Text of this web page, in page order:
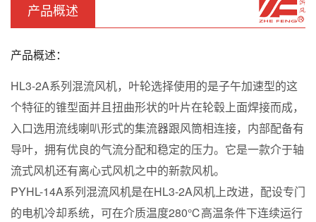
产品概述
产品概述：
HL3-2A系列混流风机，叶轮选择使用的是子午加速型的这
个特征的锥型面并且扭曲形状的叶片在轮毂上面焊接而成，
入口选用流线喇叭形式的集流器跟风筒相连接，内部配备有
导叶，拥有优良的气流分配和稳定的压力。它是一款介于轴
流式风机还有离心式风机之中的新款风机。
PYHL-14A系列混流风机是在HL3-2A风机上改进，配设专门
的电机冷却系统，可在介质温度280℃高温条件下连续运行